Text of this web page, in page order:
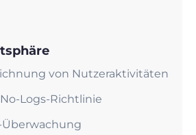
von Nutzeraktivitäten
Logs-Richtlinie
Überwachung